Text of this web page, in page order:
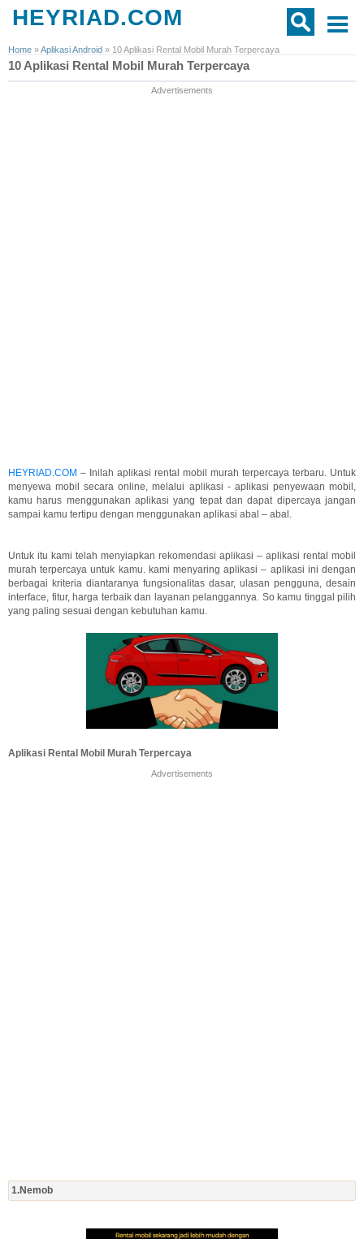
HEYRIAD.COM
Home »Aplikasi Android » 10 Aplikasi Rental Mobil Murah Terpercaya
10 Aplikasi Rental Mobil Murah Terpercaya
Advertisements
HEYRIAD.COM – Inilah aplikasi rental mobil murah terpercaya terbaru. Untuk
menyewa mobil secara online, melalui aplikasi - aplikasi penyewaan mobil,
kamu harus menggunakan aplikasi yang tepat dan dapat dipercaya jangan
sampai kamu tertipu dengan menggunakan aplikasi abal – abal.
Untuk itu kami telah menyiapkan rekomendasi aplikasi – aplikasi rental mobil
murah terpercaya untuk kamu. kami menyaring aplikasi – aplikasi ini dengan
berbagai kriteria diantaranya fungsionalitas dasar, ulasan pengguna, desain
interface, fitur, harga terbaik dan layanan pelanggannya. So kamu tinggal pilih
yang paling sesuai dengan kebutuhan kamu.
Aplikasi Rental Mobil Murah Terpercaya
Advertisements
1.Nemob